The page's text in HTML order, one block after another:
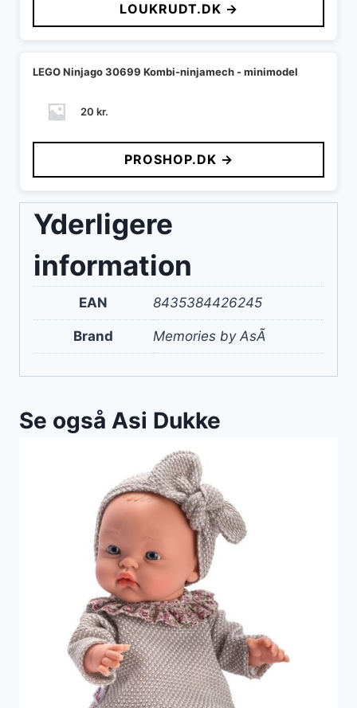
var:
30 kr..
er:
24 kr..
LOUKRUDT.DK →
LEGO Ninjago 30699 Kombi-ninjamech - minimodel
20 kr.
PROSHOP.DK →
Yderligere
information
EAN 8435384426245
Brand Memories by AsÃ­
Se også Asi Dukke